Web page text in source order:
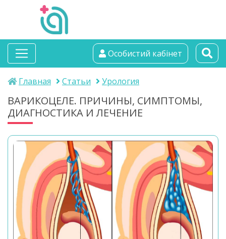
альтамедика
медичний центр
Особистий кабінет
Главная Статьи Урология
ВАРИКОЦЕЛЕ. ПРИЧИНЫ, СИМПТОМЫ,
ДИАГНОСТИКА И ЛЕЧЕНИЕ